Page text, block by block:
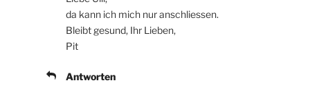
da kann ich mich nur anschliessen.
Bleibt gesund, Ihr Lieben,
Pit
Antworten